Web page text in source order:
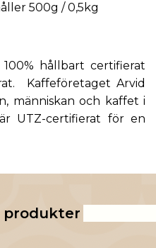
500g / 0,5kg
hållbart certifierat
Kaffeföretaget Arvid
människan och kaffet i
UTZ-certifierat för en
produkter